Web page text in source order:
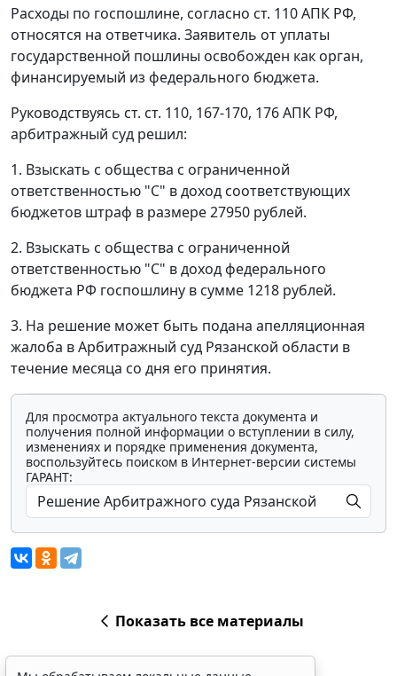
Расходы по госпошлине, согласно ст. 110АПК РФ,
относятся на ответчика. Заявитель от уплаты
государственной пошлины освобожден как орган,
финансируемый из федерального бюджета.
Руководствуясь ст. ст. 110, 167-170, 176АПК РФ,
арбитражный суд решил:
1. Взыскать с общества с ограниченной
ответственностью "С" в доход соответствующих
бюджетов штраф в размере 27950 рублей.
2. Взыскать с общества с ограниченной
ответственностью "С" в доход федерального
бюджета РФ госпошлину в сумме 1218 рублей.
3. На решение может быть подана апелляционная
жалоба в Арбитражный суд Рязанской области в
течение месяца со дня его принятия.
Для просмотра актуального текста документа и
получения полной информации о вступлении в силу,
изменениях и порядке применения документа,
воспользуйтесь поиском в Интернет-версии системы
ГАРАНТ:
Показать все материалы